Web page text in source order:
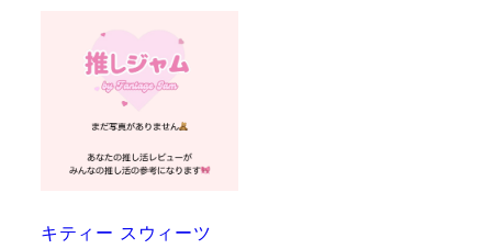
キティー スウィーツ